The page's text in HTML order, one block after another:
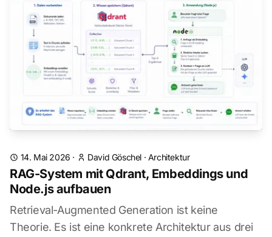
14. Mai 2026 · David Göschel · Architektur
RAG-System mit Qdrant, Embeddings und
Node.js aufbauen
Retrieval-Augmented Generation ist keine
Theorie. Es ist eine konkrete Architektur aus drei